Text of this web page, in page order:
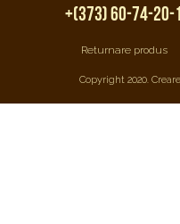
+(373) 60-74-20-
Returnare produs
Copyright 2020.